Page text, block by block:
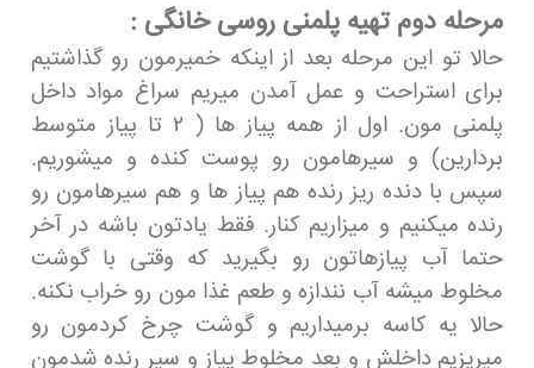
مرحله دوم تهیه پلمنی روسی خانگی :
حالا تو این مرحله بعد از اینکه خمیرمون رو گذاشتیم
برای استراحت و عمل آمدن میریم سراغ مواد داخل
پلمنی مون. اول از همه پیاز ها ( ۲ تا پیاز متوسط
بردارین) و سیرهامون رو پوست کنده و میشوریم.
سپس با دنده ریز رنده هم پیاز ها و هم سیرهامون رو
رنده میکنیم و میزاریم کنار. فقط یادتون باشه در آخر
حتما آب پیازهاتون رو بگیرید که وقتی با گوشت
مخلوط میشه آب نندازه و طعم غذا مون رو خراب نکنه.
حالا یه کاسه برمیداریم و گوشت چرخ کردمون رو
میریزیم داخلش و بعد مخلوط پیاز و سیر رنده شدمون